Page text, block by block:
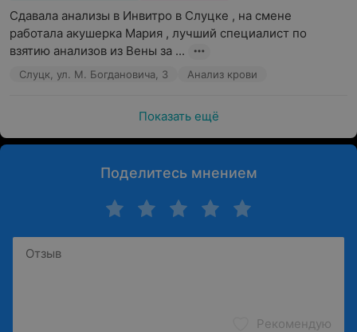
Сдавала анализы в Инвитро в Слуцке , на смене
работала акушерка Мария , лучший специалист по
взятию анализов из Вены за ...
Слуцк, ул. М. Богдановича, 3 Анализ крови
Показать ещё
Поделитесь мнением
Рекомендую